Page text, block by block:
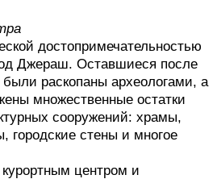
достопримечательностью
Джераш. Оставшиеся после
раскопаны археологами, а
множественные остатки
сооружений: храмы,
стены и многое
центром и